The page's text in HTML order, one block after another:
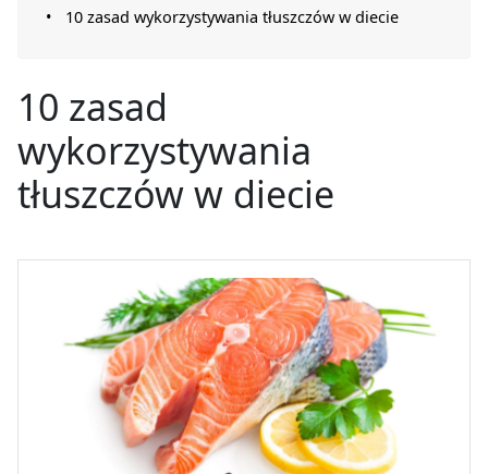
10 zasad wykorzystywania tłuszczów w diecie
10 zasad
wykorzystywania
tłuszczów w diecie